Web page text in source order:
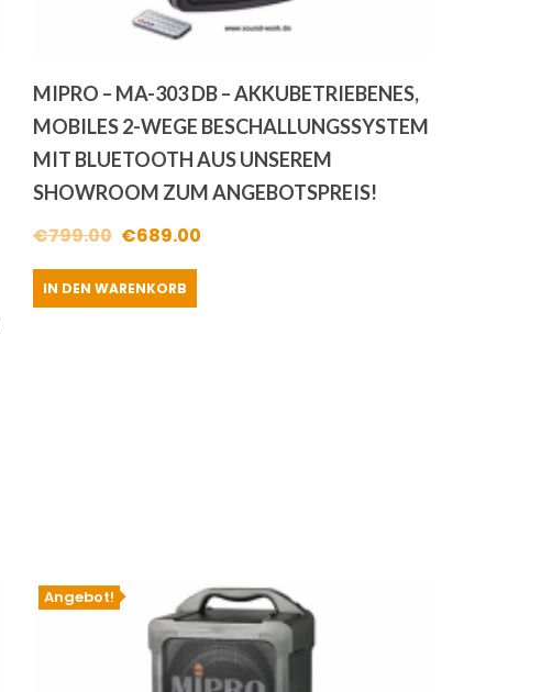
MIPRO – MA-303 DB – AKKUBETRIEBENES,
MOBILES 2-WEGE BESCHALLUNGSSYSTEM
MIT BLUETOOTH AUS UNSEREM
SHOWROOM ZUM ANGEBOTSPREIS!
€799.00 Ursprünglicher
Preis
war:
€689.00
IN DEN WARENKORB
Angebot!